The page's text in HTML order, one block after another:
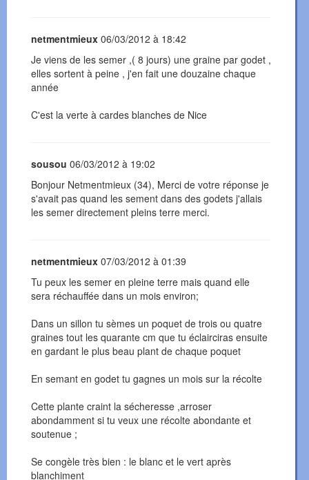
netmentmieux 06/03/2012 à 18:42
Je viens de les semer ,( 8 jours) une graine par godet ,
elles sortent à peine , j'en fait une douzaine chaque
année
C'est la verte à cardes blanches de Nice
sousou 06/03/2012 à 19:02
Bonjour Netmentmieux (34), Merci de votre réponse je
s'avait pas quand les sement dans des godets j'allais
les semer directement pleins terre merci.
netmentmieux 07/03/2012 à 01:39
Tu peux les semer en pleine terre mais quand elle
sera réchauffée dans un mois environ;
Dans un sillon tu sèmes un poquet de trois ou quatre
graines tout les quarante cm que tu éclairciras ensuite
en gardant le plus beau plant de chaque poquet
En semant en godet tu gagnes un mois sur la récolte
Cette plante craint la sécheresse ,arroser
abondamment si tu veux une récolte abondante et
soutenue ;
Se congèle très bien : le blanc et le vert après
blanchiment